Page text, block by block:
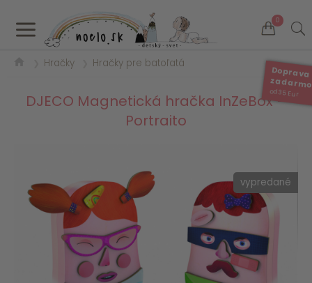
a 0
Doprava
od 35 Eur
Hračky Hračky pre batoľatá
DJECO Magnetická hračka InZeBox –
Portraito
vypredané